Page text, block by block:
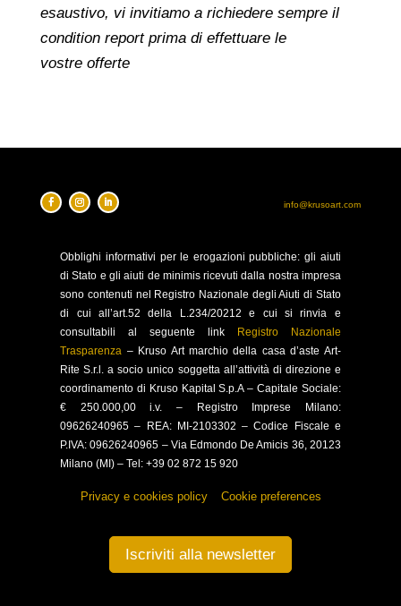
esaustivo, vi invitiamo a richiedere sempre il
condition report prima di effettuare le
vostre offerte
info@krusoart.com
Obblighi informativi per le erogazioni pubbliche: gli aiuti
di Stato e gli aiuti de minimis ricevuti dalla nostra impresa
sono contenuti nel Registro Nazionale degli Aiuti di Stato
di cui all’art.52 della L.234/20212 e cui si rinvia e
consultabili al seguente link
Registro Nazionale
Trasparenza – Kruso Art marchio della casa d’aste Art-
Rite S.r.l. a socio unico soggetta all’attività di direzione e
coordinamento di Kruso Kapital S.p.A – Capitale Sociale:
€ 250.000,00 i.v. – Registro Imprese Milano:
09626240965 –
REA: MI-2103302 – Codice Fiscale e
P.IVA: 09626240965 – Via Edmondo De Amicis 36, 20123
Milano (MI) – Tel: +39 02 872 15 920
Privacy e cookies policy– Cookie preferences
Iscriviti alla newsletter